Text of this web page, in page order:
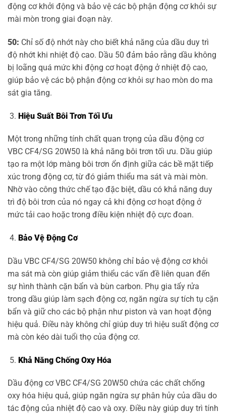
động cơ khởi động và bảo vệ các bộ phận động cơ khỏi sự
mài mòn trong giai đoạn này.
50: Chỉ số độ nhớt này cho biết khả năng của dầu duy trì
độ nhớt khi nhiệt độ cao. Dầu 50 đảm bảo rằng dầu không
bị loãng quá mức khi động cơ hoạt động ở nhiệt độ cao,
giúp bảo vệ các bộ phận động cơ khỏi sự hao mòn do ma
sát gia tăng.
Hiệu Suất Bôi Trơn Tối Ưu
Một trong những tính chất quan trọng của dầu động cơ
VBC CF4/SG 20W50 là khả năng bôi trơn tối ưu. Dầu giúp
tạo ra một lớp màng bôi trơn ổn định giữa các bề mặt tiếp
xúc trong động cơ, từ đó giảm thiểu ma sát và mài mòn.
Nhờ vào công thức chế tạo đặc biệt, dầu có khả năng duy
trì độ bôi trơn của nó ngay cả khi động cơ hoạt động ở
mức tải cao hoặc trong điều kiện nhiệt độ cực đoan.
Bảo Vệ Động Cơ
Dầu VBC CF4/SG 20W50 không chỉ bảo vệ động cơ khỏi
ma sát mà còn giúp giảm thiểu các vấn đề liên quan đến
sự hình thành cặn bẩn và bùn carbon. Phụ gia tẩy rửa
trong dầu giúp làm sạch động cơ, ngăn ngừa sự tích tụ cặn
bẩn và giữ cho các bộ phận như piston và van hoạt động
hiệu quả. Điều này không chỉ giúp duy trì hiệu suất động cơ
mà còn kéo dài tuổi thọ của động cơ.
Khả Năng Chống Oxy Hóa
Dầu động cơ VBC CF4/SG 20W50 chứa các chất chống
oxy hóa hiệu quả, giúp ngăn ngừa sự phân hủy của dầu do
tác động của nhiệt độ cao và oxy. Điều này giúp duy trì tính